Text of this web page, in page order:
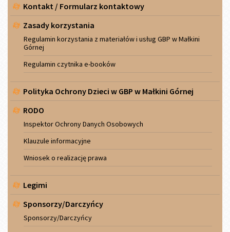
Kontakt / Formularz kontaktowy
Zasady korzystania
Regulamin korzystania z materiałów i usług GBP w Małkini
Górnej
Regulamin czytnika e-booków
Polityka Ochrony Dzieci w GBP w Małkini Górnej
RODO
Inspektor Ochrony Danych Osobowych
Klauzule informacyjne
Wniosek o realizację prawa
Legimi
Sponsorzy/Darczyńcy
Sponsorzy/Darczyńcy